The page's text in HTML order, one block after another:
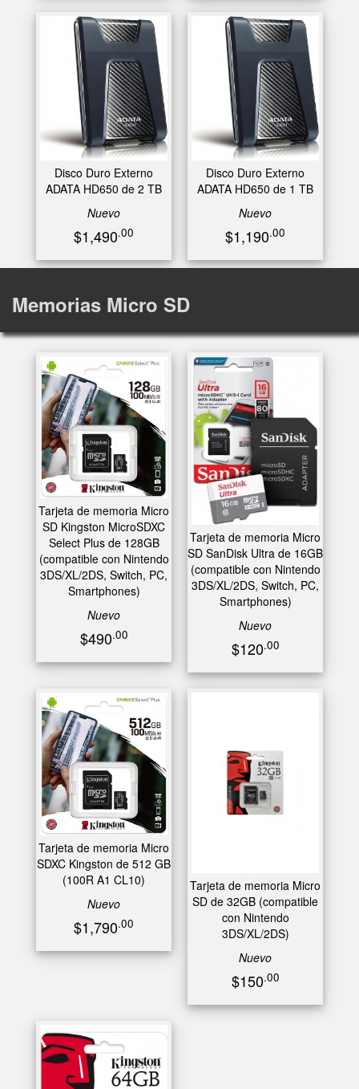
Disco Duro Externo
ADATA HD650 de 2 TB
Nuevo
$1,490.00
Disco Duro Externo
ADATA HD650 de 1 TB
Nuevo
$1,190.00
Memorias Micro SD
Tarjeta de memoria Micro
SD Kingston MicroSDXC
Select Plus de 128GB
(compatible con Nintendo
3DS/XL/2DS, Switch, PC,
Smartphones)
Nuevo
$490.00
Tarjeta de memoria Micro
SD SanDisk Ultra de 16GB
(compatible con Nintendo
3DS/XL/2DS, Switch, PC,
Smartphones)
Nuevo
$120.00
Tarjeta de memoria Micro
SDXC Kingston de 512 GB
(100R A1 CL10)
Nuevo
$1,790.00
Tarjeta de memoria Micro
SD de 32GB (compatible
con Nintendo
3DS/XL/2DS)
Nuevo
$150.00